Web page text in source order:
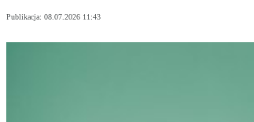
Publikacja: 08.07.2026 11:43